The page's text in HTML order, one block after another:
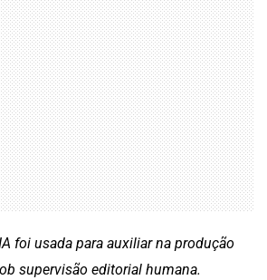
foi usada para auxiliar na produção
supervisão editorial humana.